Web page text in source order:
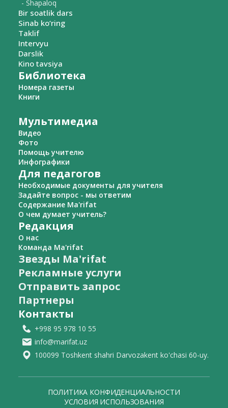
- Shapaloq
Bir soatlik dars
Sinab ko‘ring
Taklif
Intervyu
Darslik
Kino tavsiya
Библиотека
Номера газеты
Книги
Мультимедиа
Видео
Фото
Помощь учителю
Инфографики
Для педагогов
Необходимые документы для учителя
Задайте вопрос - мы ответим
Содержание Ma'rifat
О чем думает учитель?
Редакция
О нас
Команда Ma'rifat
Звезды Ma'rifat
Рекламные услуги
Отправить запрос
Партнеры
Контакты
+998 95 978 10 55
info@marifat.uz
100099 Toshkent shahri Darvozakent ko'chasi 60-uy.
ПОЛИТИКА КОНФИДЕНЦИАЛЬНОСТИ
УСЛОВИЯ ИСПОЛЬЗОВАНИЯ